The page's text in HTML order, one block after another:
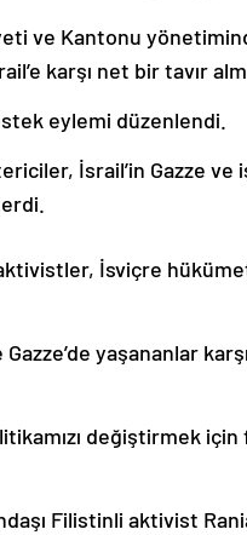
ve Kantonu
karşı net bir tavır
eylemi düzenlendi.
İsrail’in Gazze ve
İsviçre
yaşananlar
değiştirmek
Filistinli aktivist